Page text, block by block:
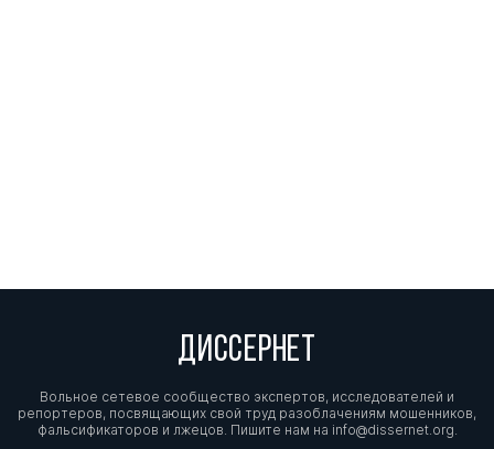
ДИССЕРНЕТ
Вольное сетевое сообщество экспертов, исследователей и
репортеров, посвящающих свой труд разоблачениям мошенников,
фальсификаторов и лжецов. Пишите нам на info@dissernet.org.